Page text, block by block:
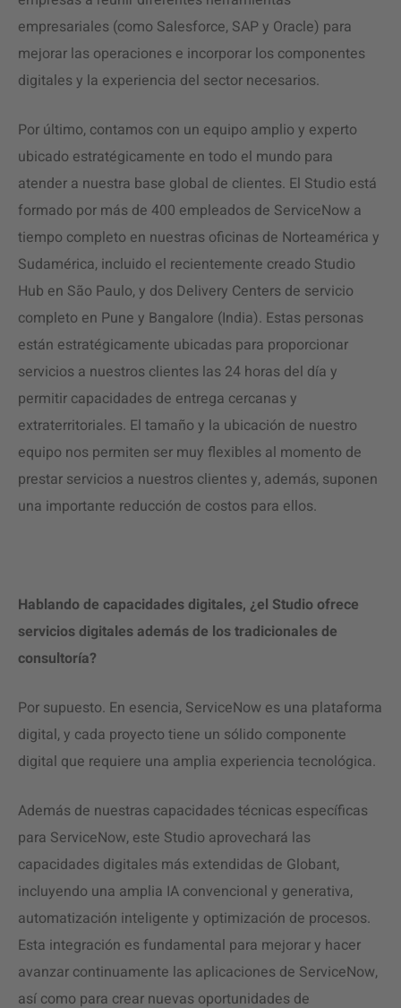
empresariales (como Salesforce, SAP y Oracle) para
mejorar las operaciones e incorporar los componentes
digitales y la experiencia del sector necesarios.
Por último, contamos con un equipo amplio y experto
ubicado estratégicamente en todo el mundo para
atender a nuestra base global de clientes. El Studio está
formado por más de 400 empleados de ServiceNow a
tiempo completo en nuestras oficinas de Norteamérica y
Sudamérica, incluido el recientemente creado Studio
Hub en São Paulo, y dos Delivery Centers de servicio
completo en Pune y Bangalore (India). Estas personas
están estratégicamente ubicadas para proporcionar
servicios a nuestros clientes las 24 horas del día y
permitir capacidades de entrega cercanas y
extraterritoriales. El tamaño y la ubicación de nuestro
equipo nos permiten ser muy flexibles al momento de
prestar servicios a nuestros clientes y, además, suponen
una importante reducción de costos para ellos.
Hablando de capacidades digitales, ¿el Studio ofrece
servicios digitales además de los tradicionales de
consultoría?
Por supuesto. En esencia, ServiceNow es una plataforma
digital, y cada proyecto tiene un sólido componente
digital que requiere una amplia experiencia tecnológica.
Además de nuestras capacidades técnicas específicas
para ServiceNow, este Studio aprovechará las
capacidades digitales más extendidas de Globant,
incluyendo una amplia IA convencional y generativa,
automatización inteligente y optimización de procesos.
Esta integración es fundamental para mejorar y hacer
avanzar continuamente las aplicaciones de ServiceNow,
así como para crear nuevas oportunidades de